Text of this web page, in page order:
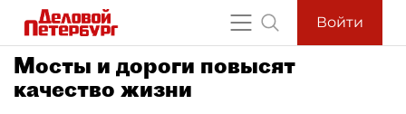
Войти
Мосты и дороги повысят
качество жизни